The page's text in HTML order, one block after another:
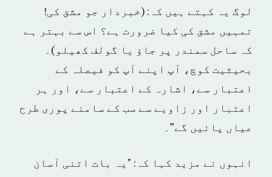
لوگ یہ کہتے ہیں کہ: (خبردار جو مشق کی!
تمہیں مشق کی کیا ضرورت ہے؟ اس سے بہتر ہے
کہ ساحل سمندر پر جاؤ یا گولف کھیلو)۔
بحیثیت کوچ، آپ اپنے آپ کو فیصلہ کے
اعتبار سے، اشارہ کے اعتبار سے، اور ہر
اعتبار اور زاویے سے سب کے سامنے پوری طرح
عیاں پائیں گے”۔
انہوں نے مزید کہا کہ: "یہ بات اتنی آسان